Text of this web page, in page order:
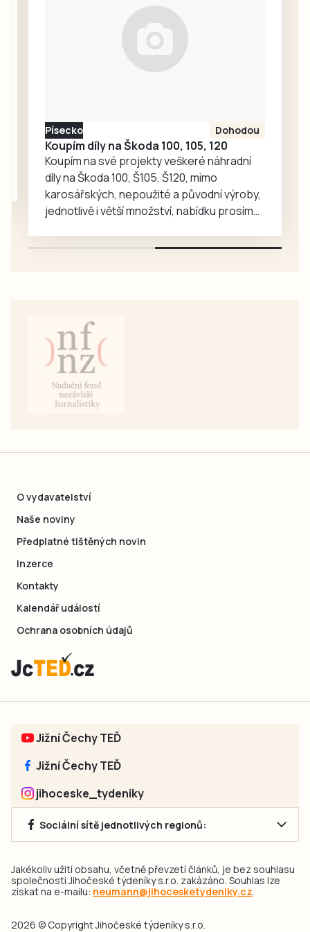
zeleninový bujón,
lžičku cukru…
Písecko Dohodou
Koupím díly na Škoda 100, 105, 120
Koupím na své projekty veškeré náhradní
díly na Škoda 100, Š105, Š120, mimo
karosářských, nepoužité a původní výroby,
jednotlivě i větší množství, nabídku prosím
O vydavatelství
Naše noviny
Předplatné tištěných novin
Inzerce
Kontakty
Kalendář událostí
Ochrana osobních údajů
Jižní Čechy TEĎ
Jižní Čechy TEĎ
jihoceske_tydeniky
Sociální sítě jednotlivých regionů:
Jakékoliv užití obsahu, včetně převzetí článků, je bez souhlasu
společnosti Jihočeské týdeníky s.r.o. zakázáno. Souhlas lze
získat na e-mailu: neumann@jihocesketydeniky.cz.
2026 © Copyright Jihočeské týdeníky s.r.o.